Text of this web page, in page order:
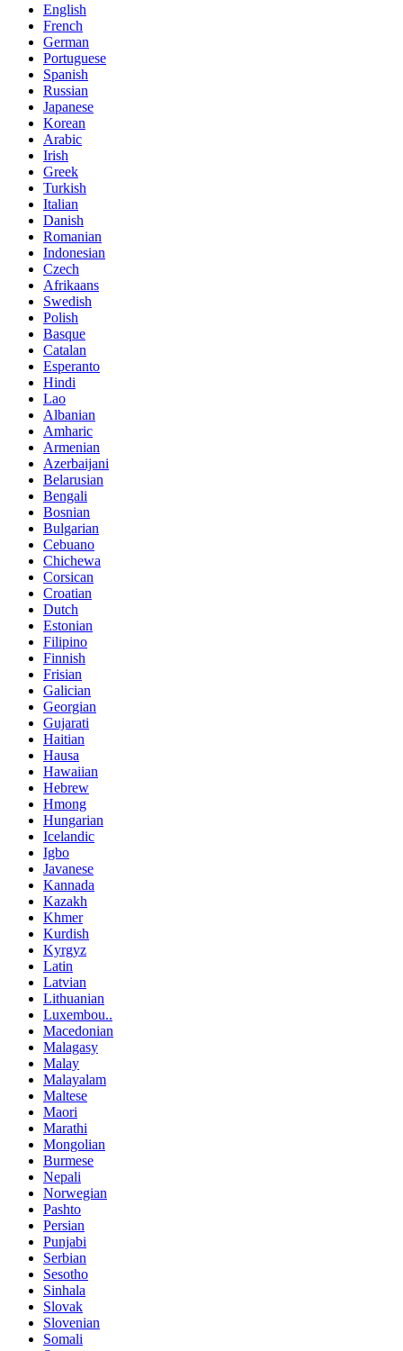
English
French
German
Portuguese
Spanish
Russian
Japanese
Korean
Arabic
Irish
Greek
Turkish
Italian
Danish
Romanian
Indonesian
Czech
Afrikaans
Swedish
Polish
Basque
Catalan
Esperanto
Hindi
Lao
Albanian
Amharic
Armenian
Azerbaijani
Belarusian
Bengali
Bosnian
Bulgarian
Cebuano
Chichewa
Corsican
Croatian
Dutch
Estonian
Filipino
Finnish
Frisian
Galician
Georgian
Gujarati
Haitian
Hausa
Hawaiian
Hebrew
Hmong
Hungarian
Icelandic
Igbo
Javanese
Kannada
Kazakh
Khmer
Kurdish
Kyrgyz
Latin
Latvian
Lithuanian
Luxembou..
Macedonian
Malagasy
Malay
Malayalam
Maltese
Maori
Marathi
Mongolian
Burmese
Nepali
Norwegian
Pashto
Persian
Punjabi
Serbian
Sesotho
Sinhala
Slovak
Slovenian
Somali